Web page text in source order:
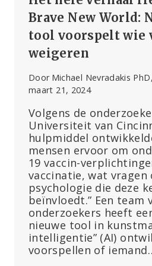
Brave New World:
tool voorspelt wie
weigeren
Door Michael Nevradakis
maart 21, 2024
Volgens de
Universiteit van
hulpmiddel
mensen ervoor om
19 vaccin-
vaccinatie, wat
psychologie die deze
beïnvloedt.” Een team
onderzoekers heeft
nieuwe tool in
intelligentie” (AI)
voorspellen of